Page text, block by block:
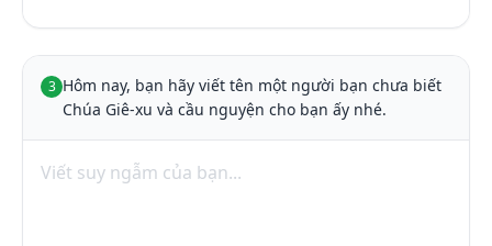
3 Hôm nay, bạn hãy viết tên một người bạn chưa biết
Chúa Giê-xu và cầu nguyện cho bạn ấy nhé.